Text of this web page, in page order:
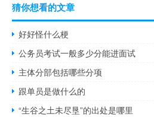
猜你想看的文章
好好怪什么梗
公务员考试一般多少分能进面试
主体分部包括哪些分项
跟单员是做什么的
“生谷之土未尽垦”的出处是哪里